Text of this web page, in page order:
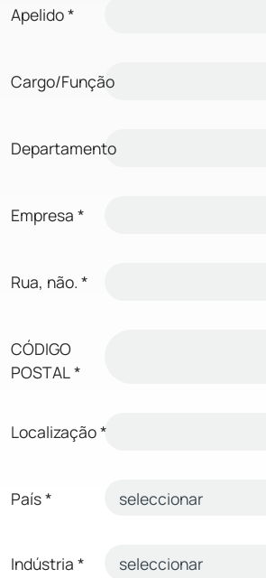
Apelido*
Cargo/Função
Departamento
Empresa *
Rua, não. *
CÓDIGO
POSTAL*
Localização*
País*
Indústria *